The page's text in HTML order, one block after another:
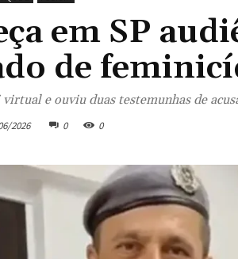
em SP
de
e ouviu duas testemunhas de
2026 0 0